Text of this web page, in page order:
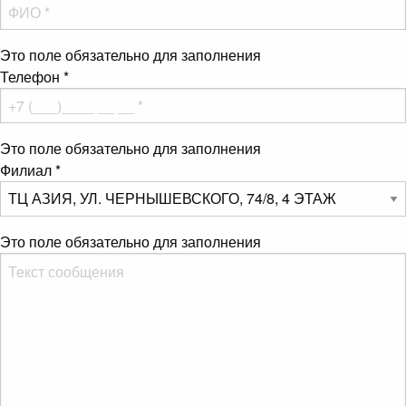
Это поле обязательно для заполнения
Телефон *
Это поле обязательно для заполнения
Филиал*
Это поле обязательно для заполнения